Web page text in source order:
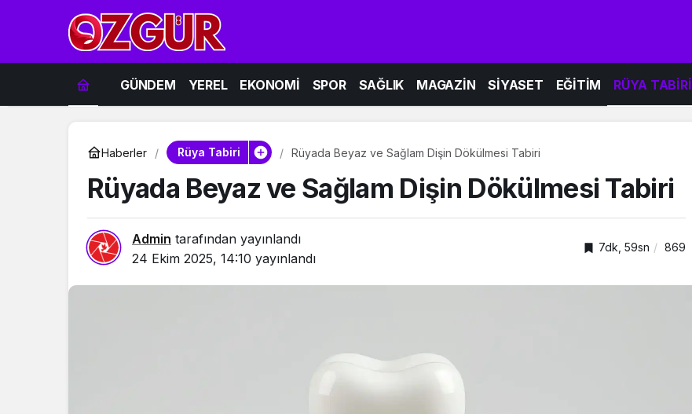
GÜNDEM YEREL EKONOMİ SPOR SAĞLIK MAGAZİN SİYASET EĞİTİM RÜYA TABİRİ
Haberler Rüya Tabiri Rüyada Beyaz ve Sağlam Dişin Dökülmesi Tabiri
Rüyada Beyaz ve Sağlam Dişin Dökülmesi Tabiri
Admin tarafından yayınlandı
24 Ekim 2025, 14:10 yayınlandı
7dk, 59sn 869